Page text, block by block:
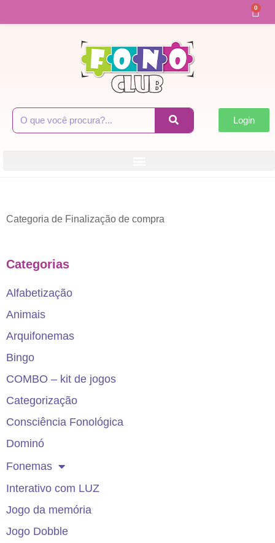
0
Login
Categoria de Finalização de compra
Categorias
Alfabetização
Animais
Arquifonemas
Bingo
COMBO – kit de jogos
Categorização
Consciência Fonológica
Dominó
Fonemas
Interativo com LUZ
Jogo da memória
Jogo Dobble